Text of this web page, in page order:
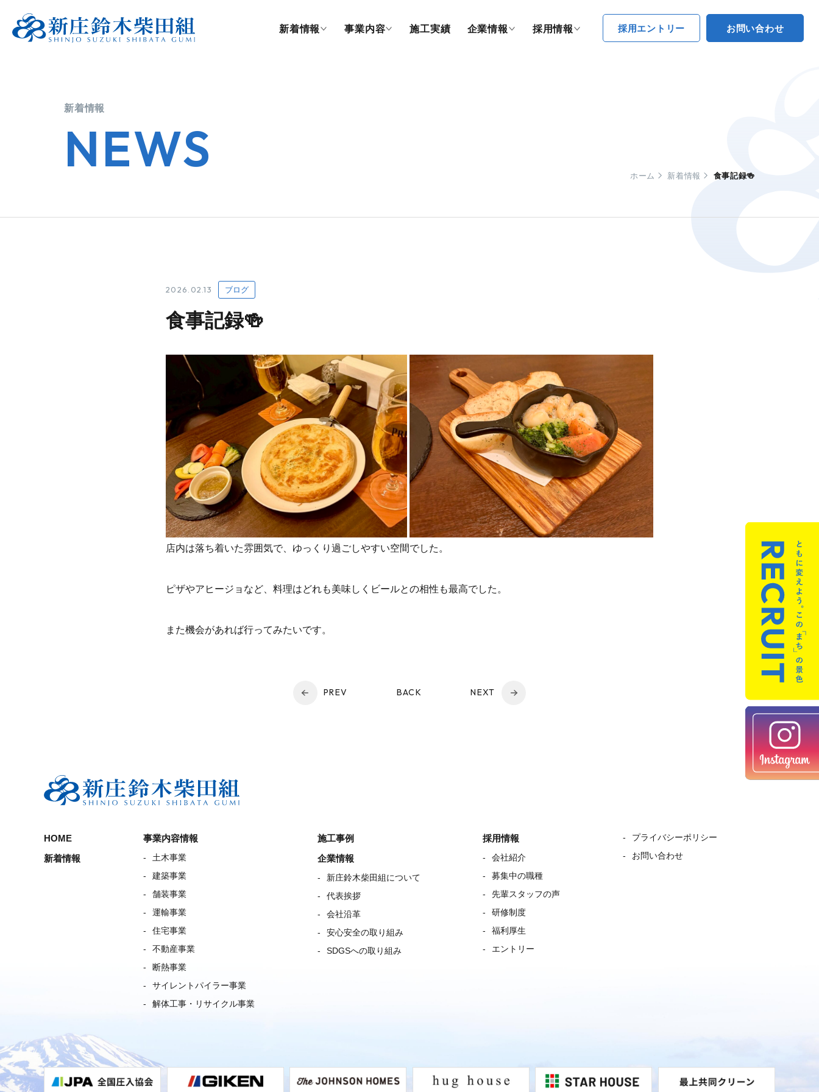
新着情報 事業内容 施工実績 企業情報 採用情報 採用エントリー お問い合わせ
新着情報
NEWS ホーム 新着情報 食事記録🍻
2026.02.13 ブログ
食事記録🍻
店内は落ち着いた雰囲気で、ゆっくり過ごしやすい空間でした。
ピザやアヒージョなど、料理はどれも美味しくビールとの相性も最高でした。
また機会があれば行ってみたいです。
PREV BACK NEXT
HOME
新着情報
事業内容情報
土木事業
建築事業
舗装事業
運輸事業
住宅事業
不動産事業
断熱事業
サイレントパイラー事業
解体工事・リサイクル事業
施工事例
企業情報
新庄鈴木柴田組について
代表挨拶
会社沿革
安心安全の取り組み
SDGSへの取り組み
採用情報
会社紹介
募集中の職種
先輩スタッフの声
研修制度
福利厚生
エントリー
プライバシーポリシー
お問い合わせ